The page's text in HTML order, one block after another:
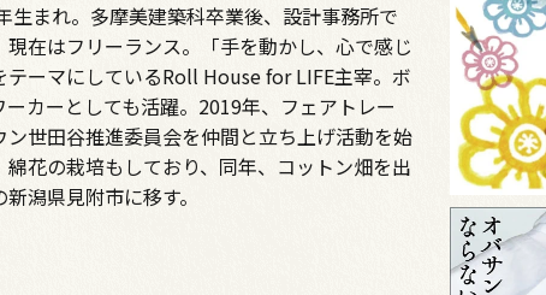
生まれ。多摩美建築科卒業後、設計事務所で
現在はフリーランス。「手を動かし、心で感じ
テーマにしているRoll House for LIFE主宰。ボ
ーカーとしても活躍。2019年、フェアトレー
ン世田谷推進委員会を仲間と立ち上げ活動を始
綿花の栽培もしており、同年、コットン畑を出
潟県見附市に移す。